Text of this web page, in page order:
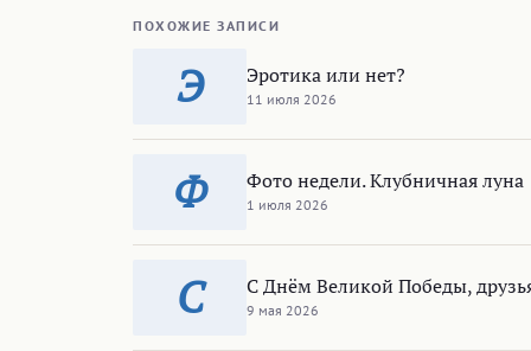
ПОХОЖИЕ ЗАПИСИ
Э Эротика или нет?
11 июля 2026
Ф Фото недели. Клубничная луна
1 июля 2026
С С Днём Великой Победы,
9 мая 2026